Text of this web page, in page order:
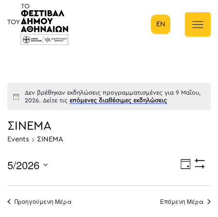
Κύρια πλοήγηση
EN
Δεν βρέθηκαν εκδηλώσεις προγραμματισμένες για 9 Μαΐου,
2026. Δείτε τιςεπόμενες διαθέσιμες εκδηλώσεις
ΣΙΝΕΜΑ
Events ΣΙΝΕΜΑ
Ημέρα
5/2026
date.
Προηγούμενη Μέρα Επόμενη Μέρα